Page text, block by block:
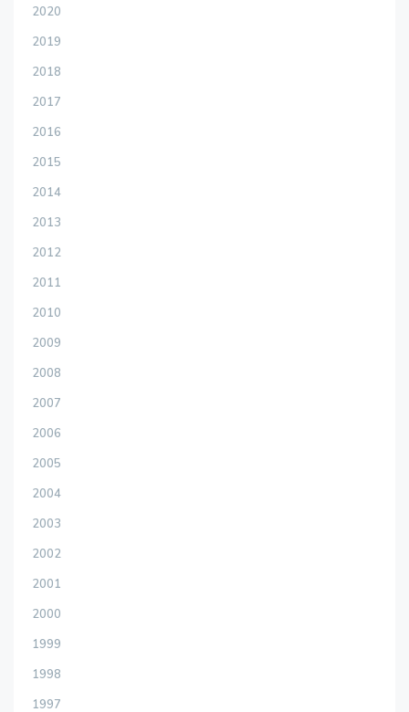
2020
2019
2018
2017
2016
2015
2014
2013
2012
2011
2010
2009
2008
2007
2006
2005
2004
2003
2002
2001
2000
1999
1998
1997